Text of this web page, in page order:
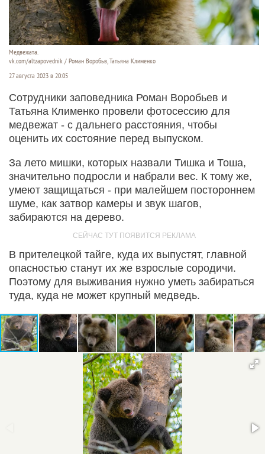
Медвежата.
vk.com/altzapovednik / Роман Воробьв, Татьяна Клименко
27 августа 2023 в 20:05
Сотрудники заповедника Роман Воробьев и
Татьяна Клименко провели фотосессию для
медвежат - с дальнего расстояния, чтобы
оценить их состояние перед выпуском.
За лето мишки, которых назвали Тишка и Тоша,
значительно подросли и набрали вес. К тому же,
умеют защищаться - при малейшем постороннем
шуме, как затвор камеры и звук шагов,
забираются на дерево.
В прителецкой тайге, куда их выпустят, главной
опасностью станут их же взрослые сородичи.
Поэтому для выживания нужно уметь забираться
туда, куда не может крупный медведь.